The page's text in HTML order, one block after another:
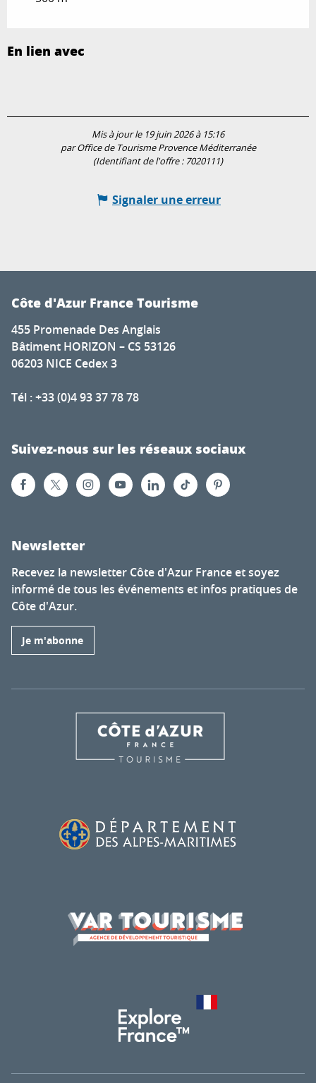
En lien avec
Mis à jour le 19 juin 2026 à 15:16
par Office de Tourisme Provence Méditerranée
(Identifiant de l'offre : 7020111)
Signaler une erreur
Côte d'Azur France Tourisme
455 Promenade Des Anglais
Bâtiment HORIZON – CS 53126
06203 NICE Cedex 3
Tél : +33 (0)4 93 37 78 78
Suivez-nous sur les réseaux sociaux
Newsletter
Recevez la newsletter Côte d'Azur France et soyez
informé de tous les événements et infos pratiques de
Côte d'Azur.
Je m'abonne